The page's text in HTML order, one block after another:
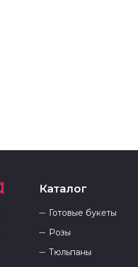
Каталог
Готовые букеты
Розы
Тюльпаны